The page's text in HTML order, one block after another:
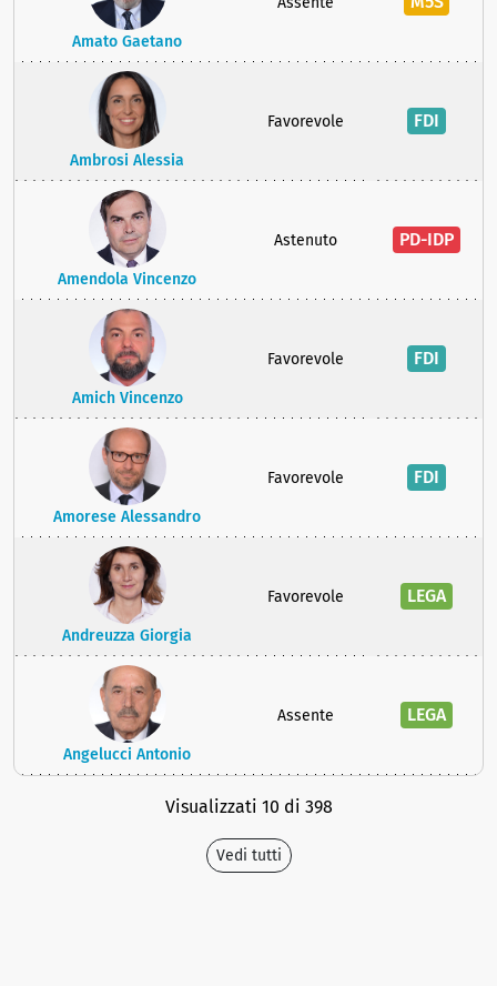
Amato Gaetano
Ambrosi Alessia
Favorevole FDI
Amendola Vincenzo
Astenuto PD-IDP
Amich Vincenzo
Favorevole FDI
Amorese Alessandro
Favorevole FDI
Andreuzza Giorgia
Favorevole LEGA
Angelucci Antonio
Assente LEGA
Visualizzati 10 di 398
Vedi tutti